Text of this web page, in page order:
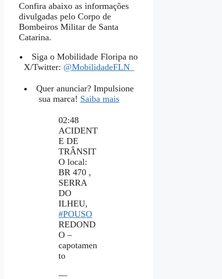
Confira abaixo as informações
divulgadas pelo Corpo de
Bombeiros Militar de Santa
Catarina.
Siga o Mobilidade Floripa no
X/Twitter: @MobilidadeFLN_
Quer anunciar? Impulsione
sua marca! Saiba mais
02:48
ACIDENT
E DE
TRÂNSIT
O local:
BR 470 ,
SERRA
DO
ILHEU,
#POUSO
REDOND
O –
capotamen
to
—